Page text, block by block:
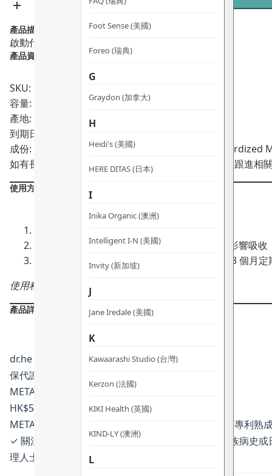
Foot Sense (美國)
Foreo (瑞典)
G
Graydon (加拿大)
H
Heidi's (美國)
HERE DITAS (日本)
I
Inika Organic (澳洲)
Intelligent I-N (美國)
Invity (新加坡)
J
Jane Iredale (美國)
K
Kawaarashi Studio (台灣)
Kerzon (法國)
KIKI Health (英國)
KIND-LY (澳洲)
L
代
謝
穩
高
膠
囊
數
量
產品描述：
啟動代謝健康，支持血糖·血脂·血壓日常平衡
產品資料：
SKU: PRO02309
容量: 60粒
產地: 新加坡
到期日:
成份: METABOLYN™ 3 Complex, Care300®
如有長期服用藥物，建議每 2–3 個月定期身體檢查及跟進相
使用方法：
：建議相隔約 2 小時，以減少互相影響吸收
長期服用追蹤 ：如同時服用薄血藥，建議每 2–3 個月
使用程序：餐前 2 粒（早 / 晚分次或一次性服用）
產品詳情
dr.he · 新加坡
保代謝穩三高膠囊
METABOLYN 3
HK$595 · 60粒
METABOLYN™ 3 複合配方 · Care300® 芒果萃取物 · 專利熟
✓ 關注三高（血脂 / 血糖 / 血壓）日常健康成人 · 家族病史
理人士